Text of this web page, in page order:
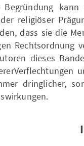
religiöser
dass sie die
Rechtsordnung
dieses
dringlicher,